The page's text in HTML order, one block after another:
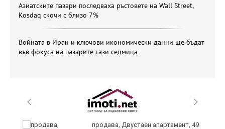
Азиатските пазари последваха ръстовете на Wall Street,
Kosdaq скочи с близо 7%
Войната в Иран и ключови икономически данни ще бъдат
във фокуса на пазарите тази седмица
продава, Двустаен апартамент, 49